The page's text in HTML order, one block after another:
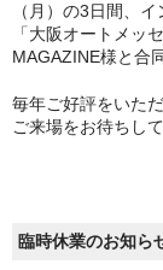
（月）の3日間、
「大阪オートメッ
MAGAZINE様と合
毎年ご好評をいた
ご来場をお待ちし
臨時休業のお知ら